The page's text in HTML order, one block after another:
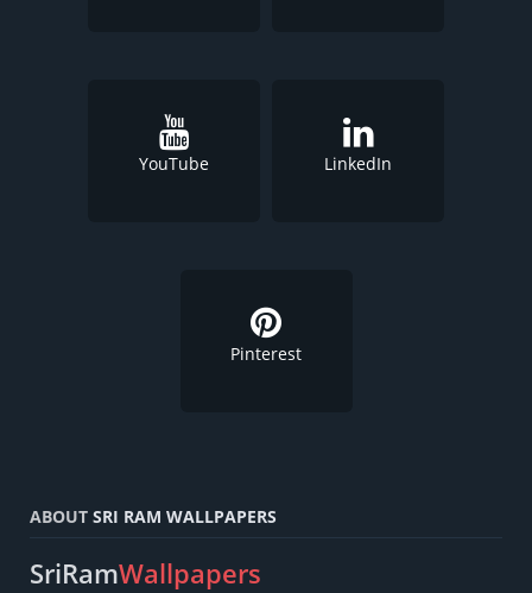
YouTube LinkedIn
Pinterest
ABOUT SRI RAM WALLPAPERS
SriRamWallpapers